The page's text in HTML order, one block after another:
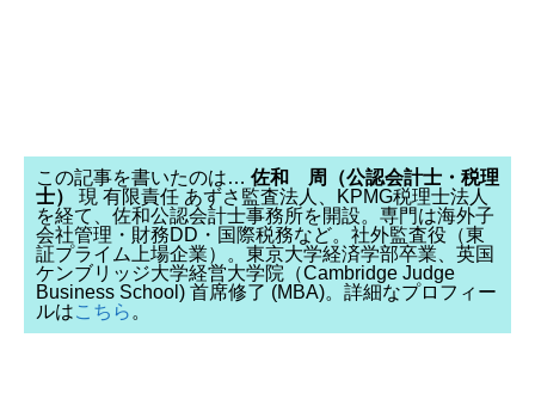
この記事を書いたのは… 佐和 周（公認会計士・税理
士）
現 有限責任 あずさ監査法人、KPMG税理士法人
を経て、佐和公認会計士事務所を開設。専門は海外子
会社管理・財務DD・国際税務など。社外監査役（東
証プライム上場企業）。東京大学経済学部卒業、英国
ケンブリッジ大学経営大学院（Cambridge Judge
Business School) 首席修了 (MBA)。詳細なプロフィー
ルはこちら 。